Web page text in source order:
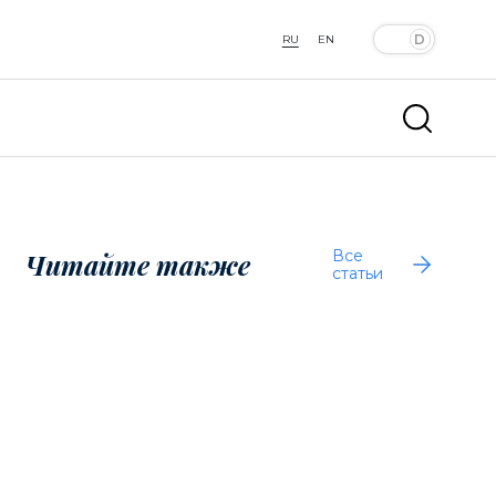
RU EN
Читайте также
Все
статьи